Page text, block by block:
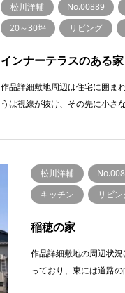
松川洋輔 No.00889
20～30坪
リビング
インナーテラスのある家
作品詳細敷地周辺は住宅に囲ま
うは視線が抜け、その先に小さ
松川洋輔
キッチン
リビ
稲穂の家
作品詳細敷地の周辺状
っており、東には道路